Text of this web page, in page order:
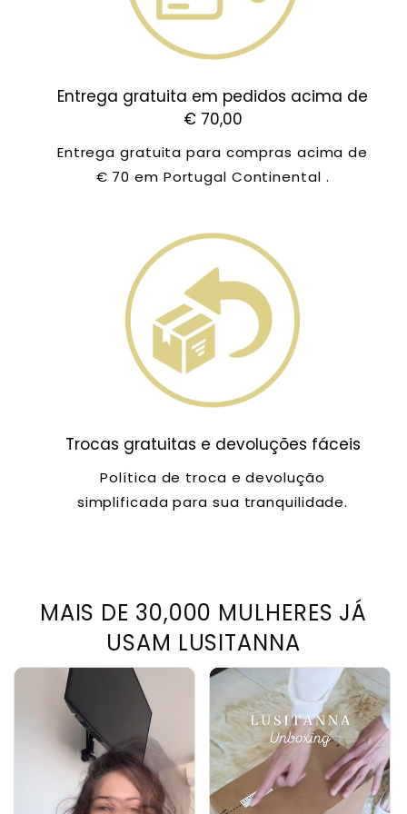
Entrega gratuita em pedidos acima de
€ 70,00
Entrega gratuita para compras acima de
€ 70 em Portugal Continental .
Trocas gratuitas e devoluções fáceis
Política de troca e devolução
simplificada para sua tranquilidade.
MAIS DE 30,000 MULHERES JÁ
USAM LUSITANNA